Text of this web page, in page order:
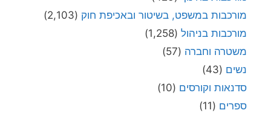
מורכבות במשפט, בשיטור ובאכיפת חוק (2,103)
מורכבות בניהול (1,258)
משטרה וחברה (57)
נשים (43)
סדנאות וקורסים (10)
ספרים (11)